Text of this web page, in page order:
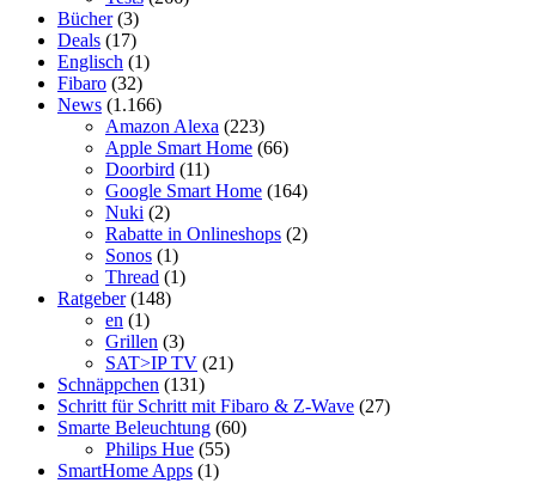
Bücher(3)
Deals (17)
Englisch (1)
Fibaro (32)
News (1.166)
Amazon Alexa (223)
Apple Smart Home (66)
Doorbird (11)
Google Smart Home (164)
Nuki (2)
Rabatte in Onlineshops (2)
Sonos (1)
Thread (1)
Ratgeber(148)
en (1)
Grillen (3)
SAT>IP TV (21)
Schnäppchen (131)
Schritt für Schritt mit Fibaro & Z-Wave (27)
Smarte Beleuchtung (60)
Philips Hue (55)
SmartHome Apps (1)